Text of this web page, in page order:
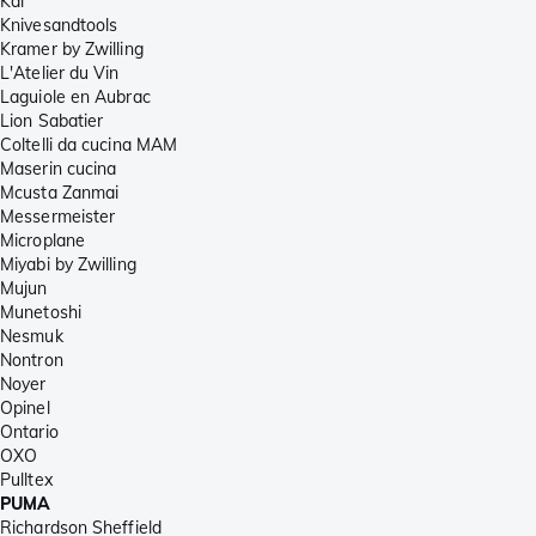
Knivesandtools
Kramer by Zwilling
L'Atelier du Vin
Laguiole en Aubrac
Lion Sabatier
Coltelli da cucina MAM
Maserin cucina
Mcusta Zanmai
Messermeister
Microplane
Miyabi by Zwilling
Mujun
Munetoshi
Nesmuk
Nontron
Noyer
Opinel
Ontario
OXO
Pulltex
PUMA
Richardson Sheffield